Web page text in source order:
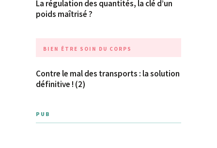
La régulation des quantités, la clé d’un
poids maîtrisé ?
BIEN ÊTRE SOIN DU CORPS
Contre le mal des transports : la solution
définitive ! (2)
PUB